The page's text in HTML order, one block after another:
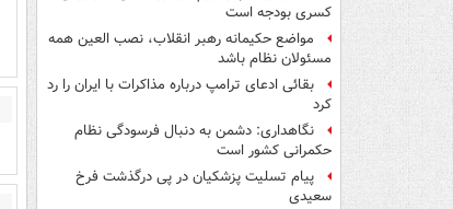
کسری بودجه است
مواضع حکیمانه رهبر انقلاب، نصب العین همه
مسئولان نظام باشد
بقائی ادعای ترامپ درباره مذاکرات با ایران را رد
کرد
نگاهداری: دشمن به دنبال فرسودگی نظام
حکمرانی کشور است
پیام تسلیت پزشکیان در پی درگذشت فرخ
سعیدی